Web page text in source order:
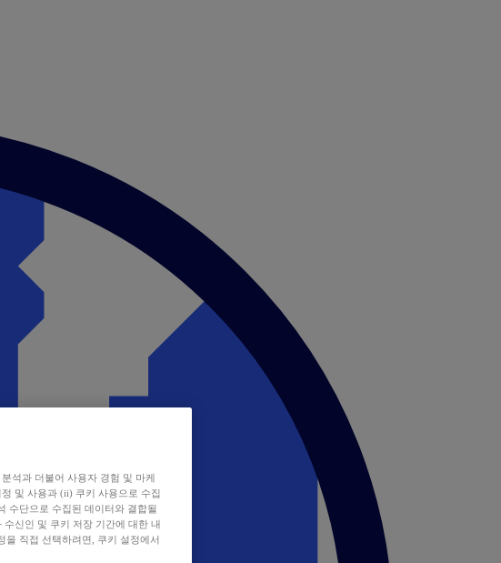
석과 더불어 사용자 경험 및 마케
및 사용과 (ii) 쿠키 사용으로 수집
수단으로 수집된 데이터와 결합될
신인 및 쿠키 저장 기간에 대한 내
을 직접 선택하려면, 쿠키 설정에서